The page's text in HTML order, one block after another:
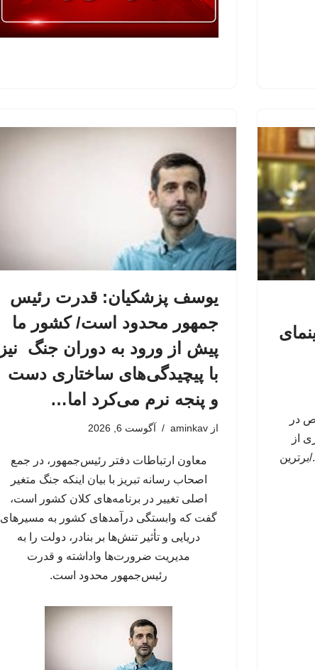
در
از
یوسف پزشکیان: قدرت رئیس‌
جمهور محدود است/ کشور ما
پیش از ورود به دوران جنگ نیز
با پیچیدگی‌های ساختاری دست
و پنجه نرم می‌کرد اما…
از aminkav آگوست 6, 2026
معاون ارتباطات دفتر رئیس‌جمهور، در جمع
اصحاب رسانه تبریز با بیان اینکه جنگ متغیر
اصلی تغییر در برنامه‌های کلان کشور است،
گفت که وابستگی درآمدهای کشور به مسیرهای
دریایی و تأثیر تنش‌ها بر بنادر، دولت را به
مدیریت ضرورت‌ها واداشته و قدرت
رئیس‌جمهور محدود است.